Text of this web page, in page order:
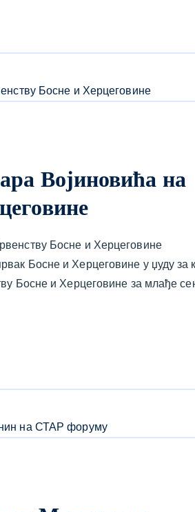
Војиновића на
Босне и Херцеговине
Босне и Херцеговине у џуду за
Босне и Херцеговине за млађе